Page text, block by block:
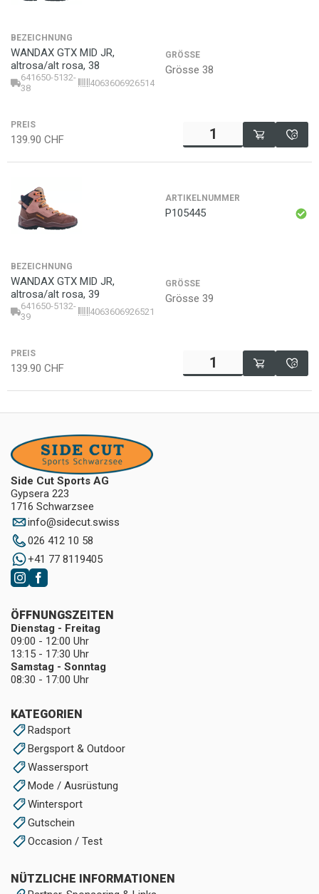
BEZEICHNUNG
WANDAX GTX MID JR,
altrosa/alt rosa, 38
641650-5132-
38
4063606926514
GRÖSSE
Grösse 38
PREIS
139.90 CHF
ARTIKELNUMMER
P105445
BEZEICHNUNG
WANDAX GTX MID JR,
altrosa/alt rosa, 39
641650-5132-
39
4063606926521
GRÖSSE
Grösse 39
PREIS
139.90 CHF
Side Cut Sports AG
Gypsera 223
1716 Schwarzsee
info@sidecut.swiss
026 412 10 58
+41 77 8119405
KATEGORIEN
Radsport
Bergsport & Outdoor
Wassersport
Mode / Ausrüstung
Wintersport
Gutschein
Occasion / Test
NÜTZLICHE INFORMATIONEN
ÖFFNUNGSZEITEN
Dienstag - Freitag
09:00 - 12:00 Uhr
13:15 - 17:30 Uhr
Samstag - Sonntag
08:30 - 17:00 Uhr